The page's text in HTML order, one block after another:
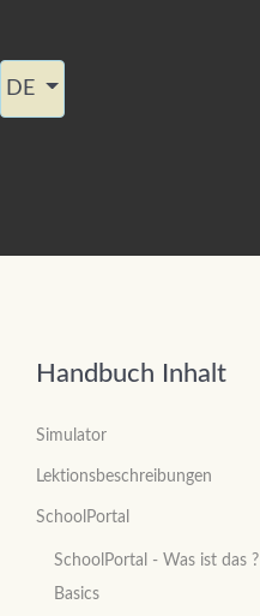
Sprache auswählen
DE
Handbuch Inhalt
Simulator
Lektionsbeschreibungen
SchoolPortal
SchoolPortal - Was ist das ?
Basics